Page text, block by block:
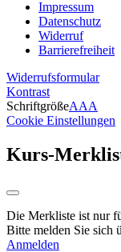
Impressum
Datenschutz
Widerruf
Barrierefreiheit
Widerrufsformular
Kontrast
SchriftgrößeAAA
Cookie Einstellungen
Kurs-
Die Merkliste ist nur
Bitte melden Sie sich
Anmelden